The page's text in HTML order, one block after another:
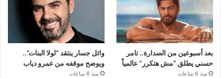
بعد أسبوعين من الصدارة.. تامر
حسني يطلق “مش هتكرر” عالمياً
منذ 6 ساعات
وائل جسار ينتقد “لولا البنات”..
ويوضح موقفه من عمرو دياب
منذ 6 ساعات